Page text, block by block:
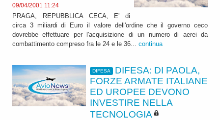
09/04/2001 11:24
PRAGA, REPUBBLICA CECA, E' di
circa 3 miliardi di Euro il valore dell'ordine che il governo ceco
dovrebbe effettuare per l'acquisizione di un numero di aerei da
combattimento compreso fra le 24 e le 36... continua
DIFESA
DIFESA: DI PAOLA,
FORZE ARMATE ITALIANE
ED UROPEE DEVONO
INVESTIRE NELLA
TECNOLOGIA